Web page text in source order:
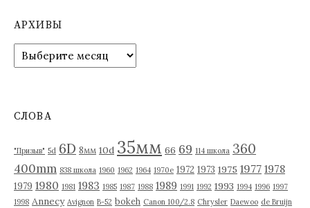
АРХИВЫ
р
в
СЛОВА
"Призыв" 5d 6D 8мм 10d 35мм 66 69 114 школа 360
400mm 838 школа 1960 1962 1964 1970е 1972 1973 1975 1977 1978
1979 1980 1981 1983 1985 1987 1988 1989 1991 1992 1993 1994 1996 1997
1998 Annecy Avignon B-52 bokeh Canon 100/2.8 Chrysler Daewoo de Bruijn